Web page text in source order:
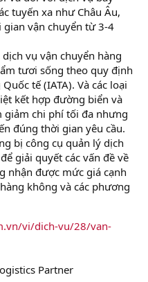
tuyến xa như Châu Âu,
gian vận chuyển từ 3-4
vụ vận chuyển hàng
tươi sống theo quy định
tế (IATA). Và các loại
kết hợp đường biển và
chi phí tối đa nhưng
đúng thời gian yêu cầu.
bị công cụ quản lý dịch
giải quyết các vấn đề về
nhận được mức giá cạnh
không và các phương
vi/dich-vu/28/van-
Partner